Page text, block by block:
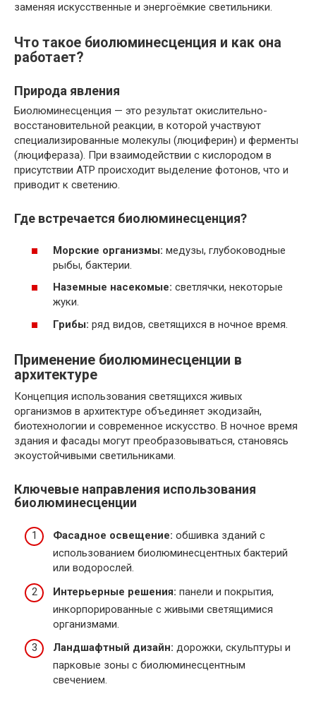
заменяя искусственные и энергоёмкие светильники.
Что такое биолюминесценция и как она
работает?
Природа явления
Биолюминесценция — это результат окислительно-
восстановительной реакции, в которой участвуют
специализированные молекулы (люциферин) и ферменты
(люцифераза). При взаимодействии с кислородом в
присутствии ATP происходит выделение фотонов, что и
приводит к светению.
Где встречается биолюминесценция?
Морские организмы: медузы, глубоководные
рыбы, бактерии.
Наземные насекомые: светлячки, некоторые
жуки.
Грибы: ряд видов, светящихся в ночное время.
Применение биолюминесценции в
архитектуре
Концепция использования светящихся живых
организмов в архитектуре объединяет экодизайн,
биотехнологии и современное искусство. В ночное время
здания и фасады могут преобразовываться, становясь
экоустойчивыми светильниками.
Ключевые направления использования
биолюминесценции
Фасадное освещение: обшивка зданий с
использованием биолюминесцентных бактерий
или водорослей.
Интерьерные решения: панели и покрытия,
инкорпорированные с живыми светящимися
организмами.
Ландшафтный дизайн: дорожки, скульптуры и
парковые зоны с биолюминесцентным
свечением.